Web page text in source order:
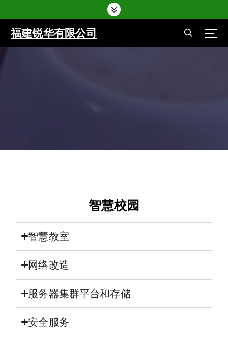
福建锐华有限公司
智慧校园
智慧教室
网络改造
服务器集群平台和存储
安全服务